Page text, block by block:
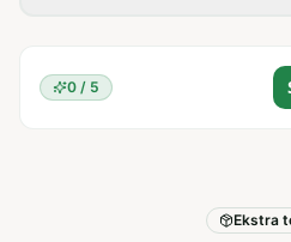
0 / 5
Ekstra